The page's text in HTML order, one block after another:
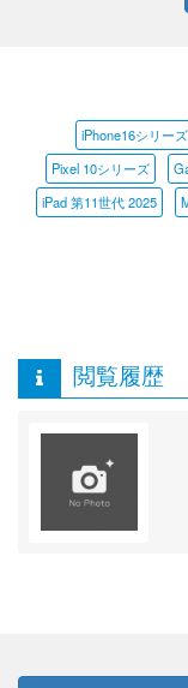
iPhone16シリーズ
Pixel 10シリーズ
iPad 第11世代 2025
閲覧履歴